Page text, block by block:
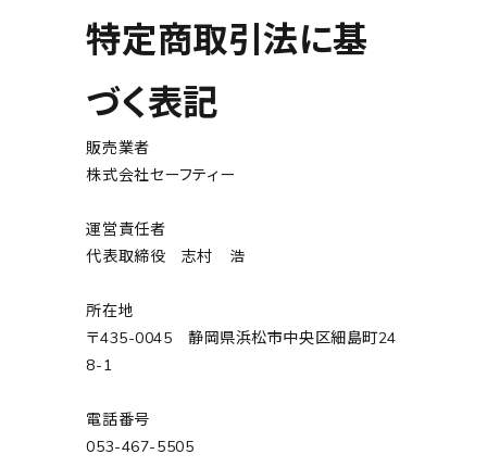
特定商取引法に基
づく表記
販売業者
株式会社セーフティー
運営責任者
代表取締役 志村 浩
所在地
〒435-0045 静岡県浜松市中央区細島町24
8-1
電話番号
053-467-5505